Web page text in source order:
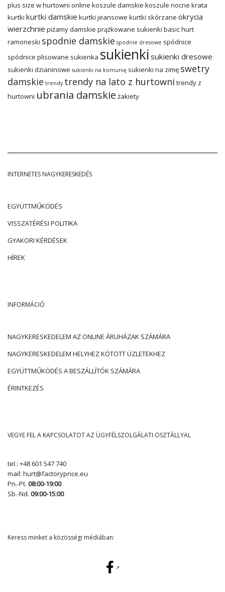
plus size w hurtowni online koszule damskie koszule nocne krata
kurtki kurtki damskie kurtki jeansowe kurtki skórzane okrycia
wierzchnie piżamy damskie prążkowane sukienki basic hurt
ramoneski spodnie damskie spodnie dresowe spódnice
spódnice plisowane sukienka sukienki sukienki dresowe
sukienki dzianinowe sukienki na komunię sukienki na zimę swetry
damskie trendy trendy na lato z hurtowni trendy z
hurtowni ubrania damskie żakiety
INTERNETES NAGYKERESKEDÉS
EGYÜTTMŰKÖDÉS
VISSZATÉRÉSI POLITIKA
GYAKORI KÉRDÉSEK
HÍREK
INFORMÁCIÓ
NAGYKERESKEDELEM AZ ONLINE ÁRUHÁZAK SZÁMÁRA
NAGYKERESKEDELEM HELYHEZ KÖTÖTT ÜZLETEKHEZ
EGYÜTTMŰKÖDÉS A BESZÁLLÍTÓK SZÁMÁRA
ÉRINTKEZÉS
VEGYE FEL A KAPCSOLATOT AZ ÜGYFÉLSZOLGÁLATI OSZTÁLLYAL
tel.: +48 601 547 740
mail: hurt@factoryprice.eu
Pn.-Pt. 08:00-19:00
Sb.-Nd. 09:00-15:00
Keress minket a közösségi médiában: